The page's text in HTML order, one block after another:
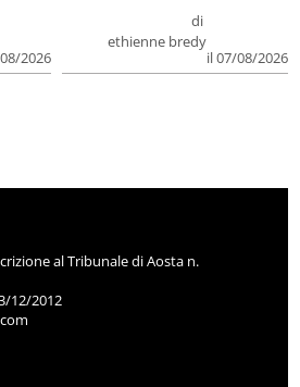
2026
di
ethienne bredy
il 07/08/2026
al Tribunale di Aosta n.
12/2012